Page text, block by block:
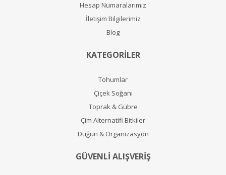
Hesap Numaralarımız
İletişim Bilgilerimiz
Blog
KATEGORİLER
Tohumlar
Çiçek Soğanı
Toprak & Gübre
Çim Alternatifi Bitkiler
Düğün & Organizasyon
GÜVENLİ ALIŞVERİŞ